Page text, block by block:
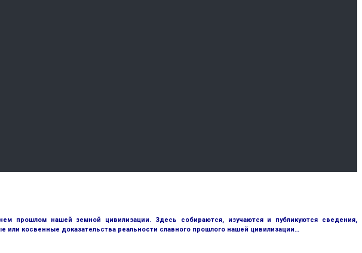
прошлом нашей земной цивилизации. Здесь собираются, изучаются и публикуются сведения,
косвенные доказательства реальности славного прошлого нашей цивилизации…